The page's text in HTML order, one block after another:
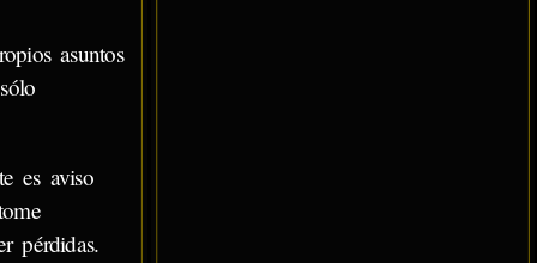
asuntos
es aviso
pérdidas.